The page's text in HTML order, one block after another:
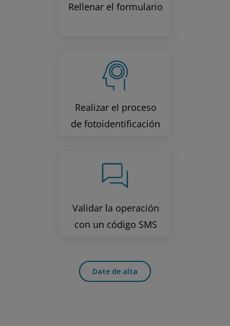
Rellenar el formulario
Realizar el proceso
de fotoidentificación
Validar la operación
con un código SMS
Date de alta